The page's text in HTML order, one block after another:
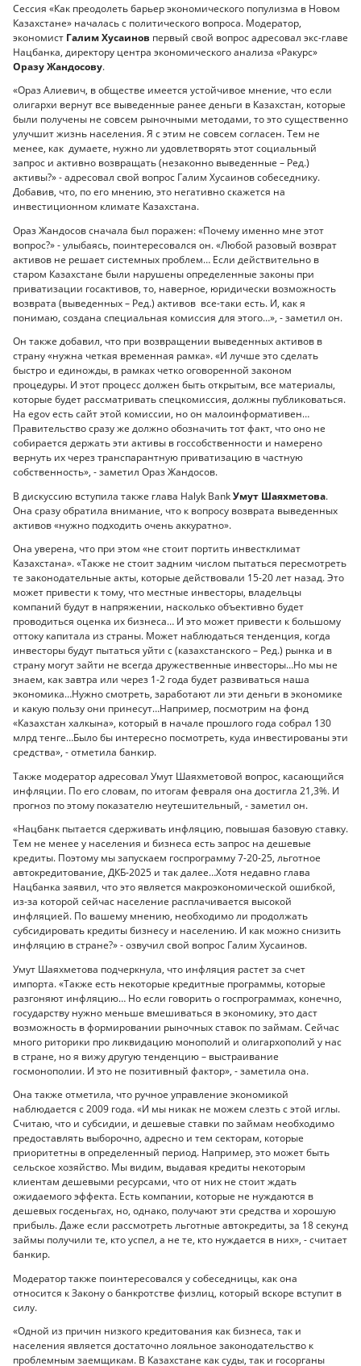
Сессия «Как преодолеть барьер экономического популизма в Новом
Казахстане» началась с политического вопроса. Модератор,
экономист Галим Хусаинов первый свой вопрос адресовал экс-главе
Нацбанка, директору центра экономического анализа «Ракурс»
Оразу Жандосову.
«Ораз Алиевич, в обществе имеется устойчивое мнение, что если
олигархи вернут все выведенные ранее деньги в Казахстан, которые
были получены не совсем рыночными методами, то это существенно
улучшит жизнь населения. Я с этим не совсем согласен. Тем не
менее, как думаете, нужно ли удовлетворять этот социальный
запрос и активно возвращать (незаконно выведенные – Ред.)
активы?» - адресовал свой вопрос Галим Хусаинов собеседнику.
Добавив, что, по его мнению, это негативно скажется на
инвестиционном климате Казахстана.
Ораз Жандосов сначала был поражен: «Почему именно мне этот
вопрос?» - улыбаясь, поинтересовался он. «Любой разовый возврат
активов не решает системных проблем… Если действительно в
старом Казахстане были нарушены определенные законы при
приватизации госактивов, то, наверное, юридически возможность
возврата (выведенных – Ред.) активов все-таки есть. И, как я
понимаю, создана специальная комиссия для этого…», - заметил он.
Он также добавил, что при возвращении выведенных активов в
страну «нужна четкая временная рамка». «И лучше это сделать
быстро и единожды, в рамках четко оговоренной законом
процедуры. И этот процесс должен быть открытым, все материалы,
которые будет рассматривать спецкомиссия, должны публиковаться.
На egov есть сайт этой комиссии, но он малоинформативен…
Правительство сразу же должно обозначить тот факт, что оно не
собирается держать эти активы в госсобственности и намерено
вернуть их через транспарантную приватизацию в частную
собственность», - заметил Ораз Жандосов.
В дискуссию вступила также глава Halyk BankУмут Шаяхметова.
Она сразу обратила внимание, что к вопросу возврата выведенных
активов «нужно подходить очень аккуратно».
Она уверена, что при этом «не стоит портить инвестклимат
Казахстана». «Также не стоит задним числом пытаться пересмотреть
те законодательные акты, которые действовали 15-20 лет назад. Это
может привести к тому, что местные инвесторы, владельцы
компаний будут в напряжении, насколько объективно будет
проводиться оценка их бизнеса… И это может привести к большому
оттоку капитала из страны. Может наблюдаться тенденция, когда
инвесторы будут пытаться уйти с (казахстанского – Ред.) рынка и в
страну могут зайти не всегда дружественные инвесторы…Но мы не
знаем, как завтра или через 1-2 года будет развиваться наша
экономика…Нужно смотреть, заработают ли эти деньги в экономике
и какую пользу они принесут…Например, посмотрим на фонд
«Казахстан халкына», который в начале прошлого года собрал 130
млрд тенге…Было бы интересно посмотреть, куда инвестированы эти
средства», - отметила банкир.
Также модератор адресовал Умут Шаяхметовой вопрос, касающийся
инфляции. По его словам, по итогам февраля она достигла 21,3%. И
прогноз по этому показателю неутешительный, - заметил он.
«Нацбанк пытается сдерживать инфляцию, повышая базовую ставку.
Тем не менее у населения и бизнеса есть запрос на дешевые
кредиты. Поэтому мы запускаем госпрограмму 7-20-25, льготное
автокредитование, ДКБ-2025 и так далее…Хотя недавно глава
Нацбанка заявил, что это является макроэкономической ошибкой,
из-за которой сейчас население расплачивается высокой
инфляцией. По вашему мнению, необходимо ли продолжать
субсидировать кредиты бизнесу и населению. И как можно снизить
инфляцию в стране?» - озвучил свой вопрос Галим Хусаинов.
Умут Шаяхметова подчеркнула, что инфляция растет за счет
импорта. «Также есть некоторые кредитные программы, которые
разгоняют инфляцию… Но если говорить о госпрограммах, конечно,
государству нужно меньше вмешиваться в экономику, это даст
возможность в формировании рыночных ставок по займам. Сейчас
много риторики про ликвидацию монополий и олигархополий у нас
в стране, но я вижу другую тенденцию – выстраивание
госмонополии. И это не позитивный фактор», - заметила она.
Она также отметила, что ручное управление экономикой
наблюдается с 2009 года. «И мы никак не можем слезть с этой иглы.
Считаю, что и субсидии, и дешевые ставки по займам необходимо
предоставлять выборочно, адресно и тем секторам, которые
приоритетны в определенный период. Например, это может быть
сельское хозяйство. Мы видим, выдавая кредиты некоторым
клиентам дешевыми ресурсами, что от них не стоит ждать
ожидаемого эффекта. Есть компании, которые не нуждаются в
дешевых госденьгах, но, однако, получают эти средства и хорошую
прибыль. Даже если рассмотреть льготные автокредиты, за 18 секунд
займы получили те, кто успел, а не те, кто нуждается в них», - считает
банкир.
Модератор также поинтересовался у собеседницы, как она
относится к Закону о банкротстве физлиц, который вскоре вступит в
силу.
«Одной из причин низкого кредитования как бизнеса, так и
населения является достаточно лояльное законодательство к
проблемным заемщикам. В Казахстане как суды, так и госорганы